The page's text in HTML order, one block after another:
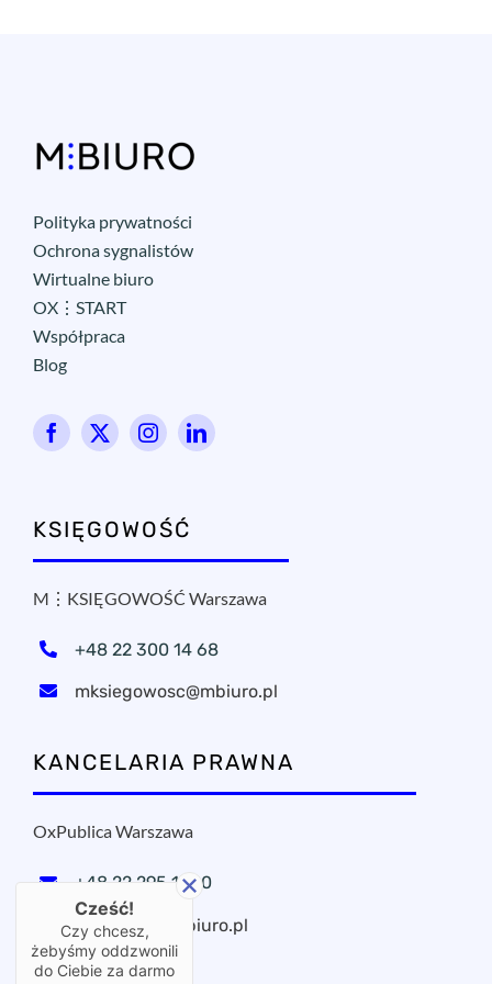
Polityka prywatności
Ochrona sygnalistów
Wirtualne biuro
OX⋮START
Współpraca
Blog
KSIĘGOWOŚĆ
M⋮KSIĘGOWOŚĆ Warszawa
+48 22 300 14 68
mksiegowosc@mbiuro.pl
KANCELARIA PRAWNA
OxPublica Warszawa
+48 22 295 11 20
oxpublica@mbiuro.pl
Cześć!
Czy chcesz,
żebyśmy oddzwonili
do Ciebie za darmo